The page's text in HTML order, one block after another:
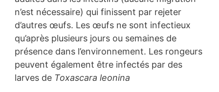
n’est nécessaire) qui finissent par rejeter
d’autres œufs. Les œufs ne sont infectieux
qu’après plusieurs jours ou semaines de
présence dans l’environnement. Les rongeurs
peuvent également être infectés par des
larves de Toxascara leonina